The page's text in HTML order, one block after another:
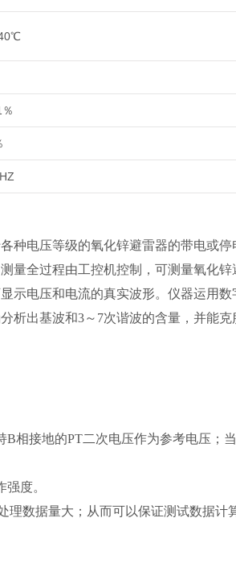
种电压等级的氧化锌避雷器的带电或停
量全过程由工控机控制，可测量氧化锌
示电压和电流的真实波形。仪器运用数
析出基波和3～7次谐波的含量，并能克
相接地的PT二次电压作为参考电压；当
度。
理数据量大；从而可以保证测试数据计